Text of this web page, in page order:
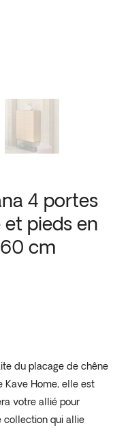
4 portes
et pieds en
cm
du placage de chêne
Kave Home, elle est
votre allié pour
collection qui allie